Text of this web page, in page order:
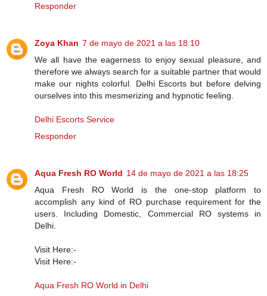
Responder
Zoya Khan 7 de mayo de 2021 a las 18:10
We all have the eagerness to enjoy sexual pleasure, and
therefore we always search for a suitable partner that would
make our nights colorful. Delhi Escorts but before delving
ourselves into this mesmerizing and hypnotic feeling.
Delhi Escorts Service
Responder
Aqua Fresh RO World 14 de mayo de 2021 a las 18:25
Aqua Fresh RO World is the one-stop platform to
accomplish any kind of RO purchase requirement for the
users. Including Domestic, Commercial RO systems in
Delhi.
Visit Here:-
Visit Here:-
Aqua Fresh RO World in Delhi